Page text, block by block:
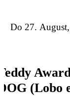
Do 27.
(Lobo